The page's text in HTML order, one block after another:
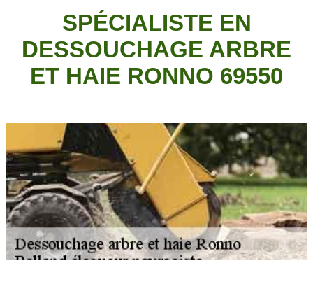
SPÉCIALISTE EN
DESSOUCHAGE ARBRE
ET HAIE RONNO 69550